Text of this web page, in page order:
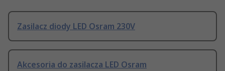
Zasilacz diody LED Osram 230V
Akcesoria do zasilacza LED Osram